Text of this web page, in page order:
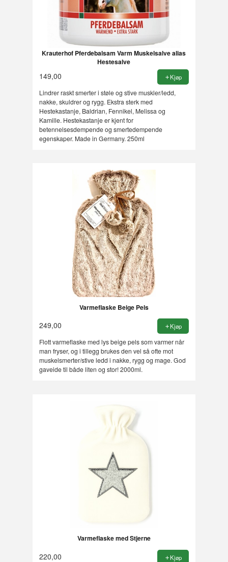
Krauterhof Pferdebalsam Varm Muskelsalve alias
Hestesalve
149,00 Kjøp
Lindrer raskt smerter i støle og stive muskler/ledd,
nakke, skuldrer og rygg. Ekstra sterk med
Hestekastanje, Baldrian, Fennikel, Melissa og
Kamille. Hestekastanje er kjent for
betennelsesdempende og smertedempende
egenskaper. Made in Germany. 250ml
Varmeflaske Beige Pels
249,00 Kjøp
Flott varmeflaske med lys beige pels som varmer når
man fryser, og i tillegg brukes den vel så ofte mot
muskelsmerter/stive ledd i nakke, rygg og mage. God
gaveide til både liten og stor! 2000ml.
Varmeflaske med Stjerne
220,00 Kjøp